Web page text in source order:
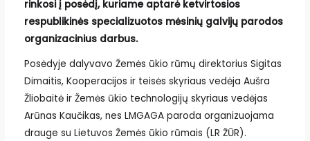
rinkosi į posėdį, kuriame aptarė ketvirtosios
respublikinės specializuotos mėsinių galvijų parodos
organizacinius darbus.
Posėdyje dalyvavo Žemės ūkio rūmų direktorius Sigitas
Dimaitis, Kooperacijos ir teisės skyriaus vedėja Aušra
Žliobaitė ir Žemės ūkio technologijų skyriaus vedėjas
Arūnas Kaučikas, nes LMGAGA paroda organizuojama
drauge su Lietuvos Žemės ūkio rūmais (LR ŽŪR).